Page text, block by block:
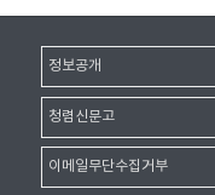
정보공개
청렴신문고
이메일무단수집거부